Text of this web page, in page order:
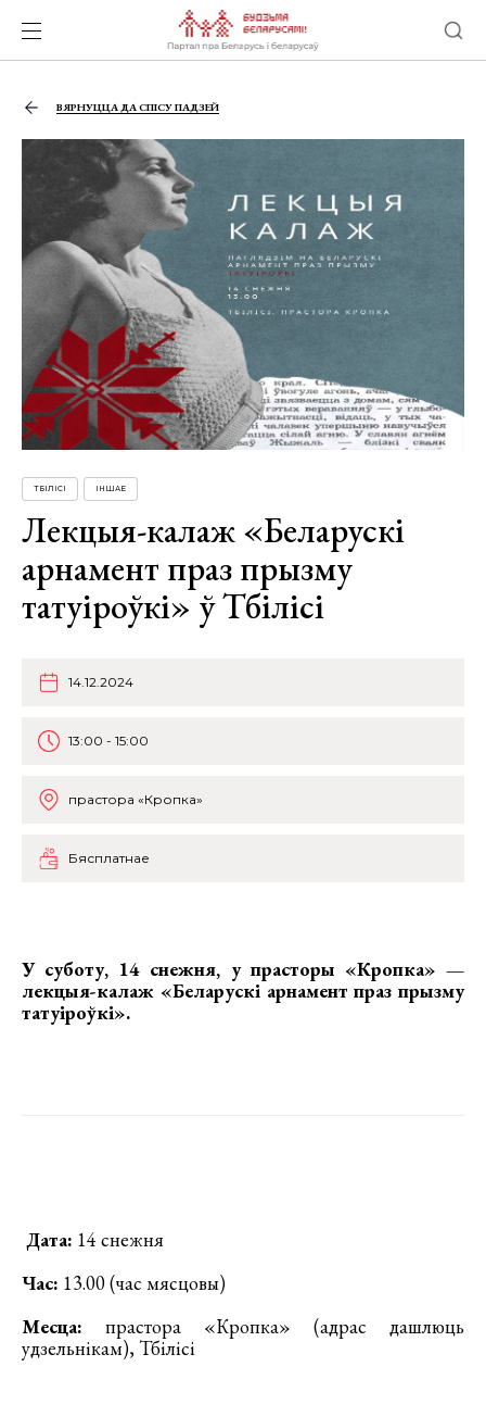
ВЯРНУЦЦА ДА СПІСУ ПАДЗЕЙ
ТБІЛІСІ ІНШАЕ
Лекцыя-калаж «Беларускі
арнамент праз прызму
татуіроўкі» ў Тбілісі
14.12.2024
13:00 - 15:00
прастора «Кропка»
Бясплатнае
У суботу, 14 снежня, у прасторы «Кропка» —
лекцыя-калаж «Беларускі арнамент праз прызму
татуіроўкі».
Дата: 14 снежня
Час: 13.00 (час мясцовы)
Месца: прастора «Кропка» (адрас дашлюць
удзельнікам), Тбілісі